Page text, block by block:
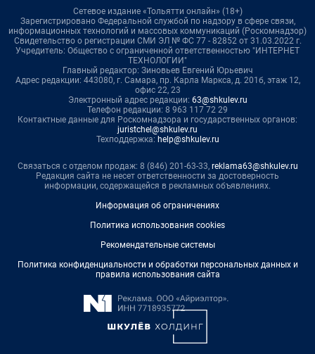
Сетевое издание «Тольятти онлайн» (18+)
Зарегистрировано Федеральной службой по надзору в сфере связи,
информационных технологий и массовых коммуникаций (Роскомнадзор)
Свидетельство о регистрации СМИ ЭЛ № ФС 77 - 82852 от 31.03.2022 г.
Учредитель: Общество с ограниченной ответственностью "ИНТЕРНЕТ
ТЕХНОЛОГИИ"
Главный редактор: Зиновьев Евгений Юрьевич
Адрес редакции: 443080, г. Самара, пр. Карла Маркса, д. 201б, этаж 12,
офис 22, 23
Электронный адрес редакции: 63@shkulev.ru
Телефон редакции: 8 963 117 72 29
Контактные данные для Роскомнадзора и государственных органов:
juristchel@shkulev.ru
Техподдержка: help@shkulev.ru
Связаться с отделом продаж: 8 (846) 201-63-33, reklama63@shkulev.ru
Редакция сайта не несет ответственности за достоверность
информации, содержащейся в рекламных объявлениях.
Информация об ограничениях
Политика использования cookies
Рекомендательные системы
Политика конфиденциальности и обработки персональных данных и
правила использования сайта